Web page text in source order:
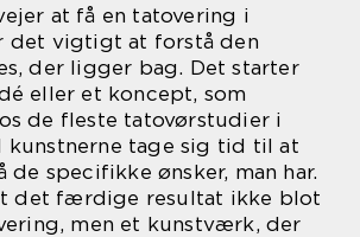
at få en tatovering i
det vigtigt at forstå den
der ligger bag. Det starter
eller et koncept, som
de fleste tatovørstudier i
kunstnerne tage sig tid til at
specifikke ønsker, man har.
det færdige resultat ikke blot
men et kunstværk, der